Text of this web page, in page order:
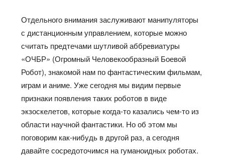
Отдельного внимания заслуживают манипуляторы
с дистанционным управлением, которые можно
считать предтечами шутливой аббревиатуры
«ОЧБР» (Огромный Человекообразный Боевой
Робот), знакомой нам по фантастическим фильмам,
играм и аниме. Уже сегодня мы видим первые
признаки появления таких роботов в виде
экзоскелетов, которые когда-то казались чем-то из
области научной фантастики. Но об этом мы
поговорим как-нибудь в другой раз, а сегодня
давайте сосредоточимся на гуманоидных роботах.